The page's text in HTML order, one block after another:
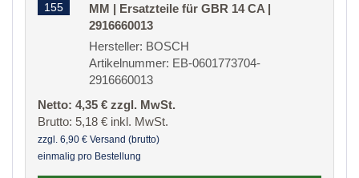
155
MM | Ersatzteile für GBR 14 CA |
2916660013
Hersteller: BOSCH
Artikelnummer: EB-0601773704-
2916660013
Netto: 4,35 € zzgl. MwSt.
Brutto: 5,18 € inkl. MwSt.
zzgl. 6,90 € Versand (brutto)
einmalig pro Bestellung